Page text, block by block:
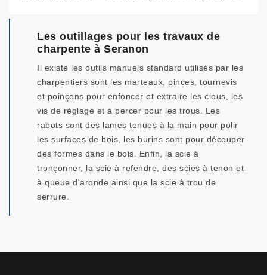
Les outillages pour les travaux de
charpente à Seranon
Il existe les outils manuels standard utilisés par les
charpentiers sont les marteaux, pinces, tournevis
et poinçons pour enfoncer et extraire les clous, les
vis de réglage et à percer pour les trous. Les
rabots sont des lames tenues à la main pour polir
les surfaces de bois, les burins sont pour découper
des formes dans le bois. Enfin, la scie à
tronçonner, la scie à refendre, des scies à tenon et
à queue d'aronde ainsi que la scie à trou de
serrure.